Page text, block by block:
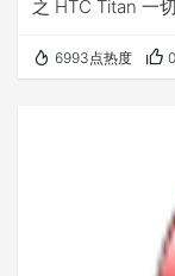
之 HTC Titan 一
6993点热度